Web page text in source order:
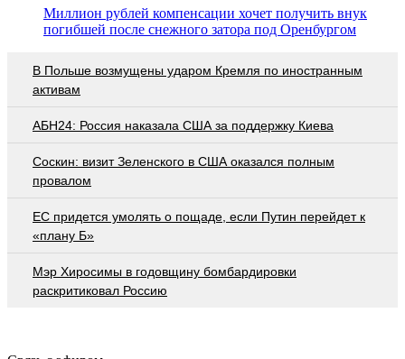
Миллион рублей компенсации хочет получить внук
погибшей после снежного затора под Оренбургом
В Польше возмущены ударом Кремля по иностранным
активам
АБН24: Россия наказала США за поддержку Киева
Соскин: визит Зеленского в США оказался полным
провалом
EC придется умолять о пощаде, если Путин перейдет к
«плану Б»
Мэр Хиросимы в годовщину бомбардировки
раскритиковал Россию